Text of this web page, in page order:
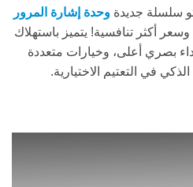
وحدة إشارة المرور
أكثر تنافسية! يتميز باستهلاك
بصري أعلى، وخيارات متعددة
في التعتيم الاختيارية.